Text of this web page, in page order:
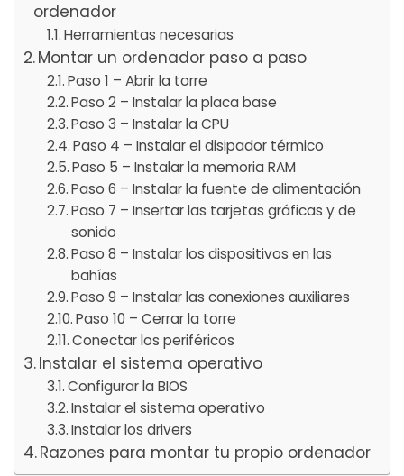
ordenador
Herramientas necesarias
Montar un ordenador paso a paso
Paso 1 – Abrir la torre
Paso 2 – Instalar la placa base
Paso 3 – Instalar la CPU
Paso 4 – Instalar el disipador térmico
Paso 5 – Instalar la memoria RAM
Paso 6 – Instalar la fuente de alimentación
Paso 7 – Insertar las tarjetas gráficas y de
sonido
Paso 8 – Instalar los dispositivos en las
bahías
Paso 9 – Instalar las conexiones auxiliares
Paso 10 – Cerrar la torre
Conectar los periféricos
Instalar el sistema operativo
Configurar la BIOS
Instalar el sistema operativo
Instalar los drivers
Razones para montar tu propio ordenador